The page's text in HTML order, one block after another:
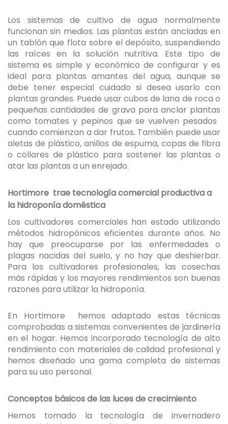
Los sistemas de cultivo de agua normalmente
funcionan sin medios. Las plantas están ancladas en
un tablón que flota sobre el depósito, suspendiendo
las raíces en la solución nutritiva. Este tipo de
sistema es simple y económico de configurar y es
ideal para plantas amantes del agua, aunque se
debe tener especial cuidado si desea usarlo con
plantas grandes. Puede usar cubos de lana de roca o
pequeñas cantidades de grava para anclar plantas
como tomates y pepinos que se vuelven pesados ​​
cuando comienzan a dar frutos. También puede usar
aletas de plástico, anillos de espuma, copas de fibra
o collares de plástico para sostener las plantas o
atar las plantas a un enrejado.
Hortimore trae tecnología comercial productiva a
la hidroponía doméstica
Los cultivadores comerciales han estado utilizando
métodos hidropónicos eficientes durante años. No
hay que preocuparse por las enfermedades o
plagas nacidas del suelo, y no hay que deshierbar.
Para los cultivadores profesionales, las cosechas
más rápidas y los mayores rendimientos son buenas
razones para utilizar la hidroponía.
En Hortimore hemos adaptado estas técnicas
comprobadas a sistemas convenientes de jardinería
en el hogar. Hemos incorporado tecnología de alto
rendimiento con materiales de calidad profesional y
hemos diseñado una gama completa de sistemas
para su uso personal.
Conceptos básicos de las luces de crecimiento
Hemos tomado la tecnología de invernadero